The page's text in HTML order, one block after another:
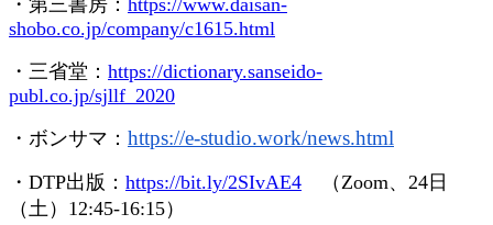
・第三書房： https://www.daisan-
shobo.co.jp/company/c1615.html
・三省堂： https://dictionary.sanseido-
publ.co.jp/sjllf_2020
・ボンサマ： https://e-studio.work/news.html
・ DTP出版： https://bit.ly/2SIvAE4 （Zoom、 24 日
（土） 12:45-16:15）